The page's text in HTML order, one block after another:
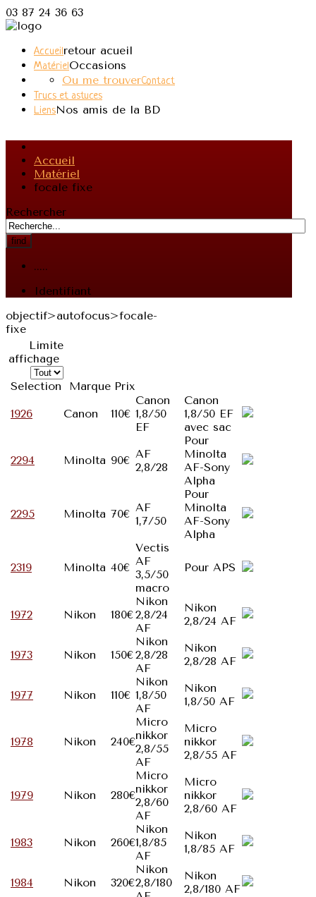
03 87 24 36 63
Accueilretour acueil
MatérielOccasions
Contact
Ou me trouver
Trucs et astuces
LiensNos amis de la BD
Accueil
Matériel
focale fixe
Rechercher
find
.....
Identifiant
objectif>autofocus>focale-
fixe
Limite
affichage
Selection Marque Prix
1926 Canon 110€
Canon
1,8/50
EF
Canon
1,8/50 EF
avec sac
2294 Minolta 90€ AF
2,8/28
Pour
Minolta
AF-Sony
Alpha
2295 Minolta 70€ AF
1,7/50
Pour
Minolta
AF-Sony
Alpha
2319 Minolta 40€
Vectis
AF
3,5/50
macro
Pour APS
1972 Nikon 180€
Nikon
2,8/24
AF
Nikon
2,8/24 AF
1973 Nikon 150€
Nikon
2,8/28
AF
Nikon
2,8/28 AF
1977 Nikon 110€
Nikon
1,8/50
AF
Nikon
1,8/50 AF
1978 Nikon 240€
Micro
nikkor
2,8/55
AF
Micro
nikkor
2,8/55 AF
1979 Nikon 280€
Micro
nikkor
2,8/60
AF
Micro
nikkor
2,8/60 AF
1983 Nikon 260€
Nikon
1,8/85
AF
Nikon
1,8/85 AF
1984 Nikon 320€
Nikon
2,8/180
Nikon
2,8/180 AF